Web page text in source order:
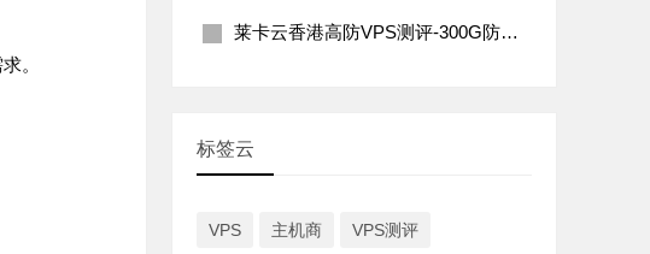
。
莱卡云香港高防VPS测评-300G防御200Mbps带宽
标签云
VPS 主机商 VPS测评